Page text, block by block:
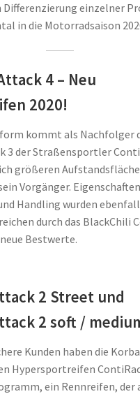
Differenzierung einzelner
in die Motorradsaison
4 – Neu
2020!
kommt als Nachfolger
3 der Straßensportler
größeren
Vorgänger.
Handling wurden
durch das BlackChili
Bestwerte.
2 Street und
2 soft /
Kunden haben die
Hypersportreifen
ein Rennreifen, der